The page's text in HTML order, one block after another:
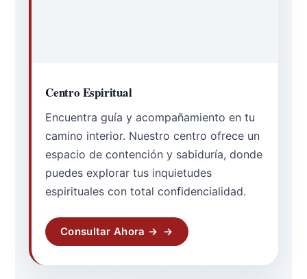
Centro Espiritual
Encuentra guía y acompañamiento en tu
camino interior. Nuestro centro ofrece un
espacio de contención y sabiduría, donde
puedes explorar tus inquietudes
espirituales con total confidencialidad.
Consultar Ahora →